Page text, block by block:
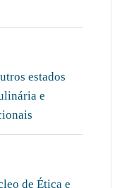
estados
e
de Ética e